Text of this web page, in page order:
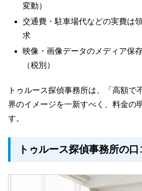
変動）
交通費・駐車場代などの実費は
求
映像・画像データのメディア保
（税別）
トゥルース探偵事務所は、「高額で
界のイメージを一新すべく、料金の
す。
トゥルース探偵事務所の口